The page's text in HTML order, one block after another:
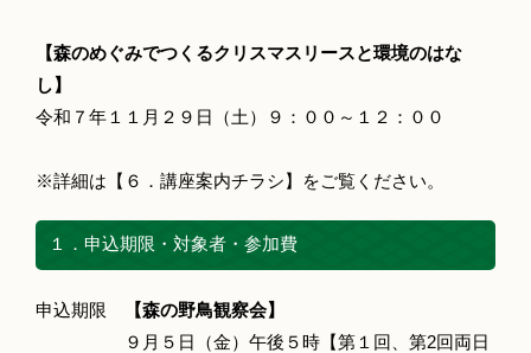
【森のめぐみでつくるクリスマスリースと環境のはな
し】
令和７年１１月２９日（土）９：００～１２：００
※詳細は【６．講座案内チラシ】をご覧ください。
１．申込期限・対象者・参加費
申込期限
【森の野鳥観察会】
９月５日（金）午後５時【第１回、第2回両日